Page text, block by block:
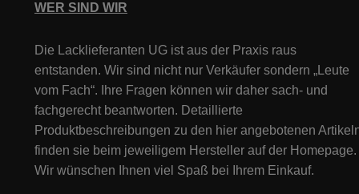
WER SIND WIR
Die Lacklieferanten UG ist aus der Praxis raus
entstanden. Wir sind nicht nur Verkäufer sondern „Leute
vom Fach“. Ihre Fragen können wir daher sach- und
fachgerecht beantworten. Detaillierte
Produktbeschreibungen zu den hier angebotenen
finden sie beim jeweiligem Hersteller auf der Homepage.
Wir wünschen Ihnen viel Spaß bei Ihrem Einkauf.